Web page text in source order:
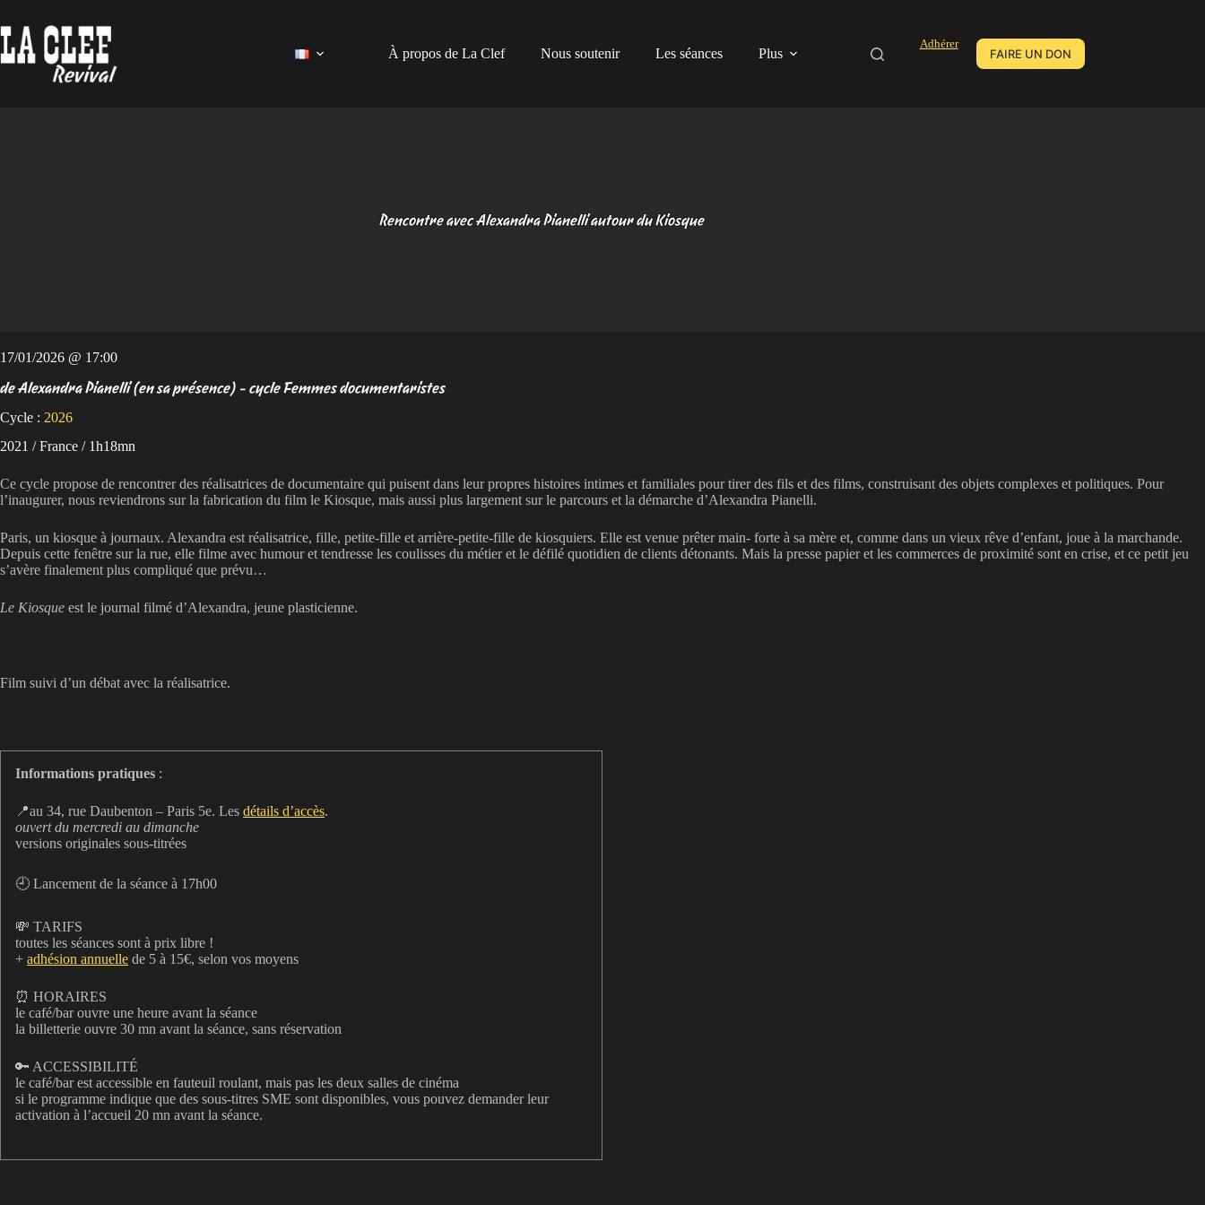
au
contenu
À propos de La Clef
Nous soutenir Les séances Plus
Adhérer
FAIRE UN DON
Rencontre avec Alexandra Pianelli autour du Kiosque
17/01/2026 @ 17:00
de Alexandra Pianelli (en sa présence) - cycle Femmes documentaristes
Cycle : 2026
2021 / France / 1h18mn
Ce cycle propose de rencontrer des réalisatrices de documentaire qui puisent dans leur propres histoires intimes et familiales pour tirer des fils et des films, construisant des objets complexes et politiques. Pour
l’inaugurer, nous reviendrons sur la fabrication du film le Kiosque, mais aussi plus largement sur le parcours et la démarche d’Alexandra Pianelli.
Paris, un kiosque à journaux. Alexandra est réalisatrice, fille, petite-fille et arrière-petite-fille de kiosquiers. Elle est venue prêter main- forte à sa mère et, comme dans un vieux rêve d’enfant, joue à la marchande.
Depuis cette fenêtre sur la rue, elle filme avec humour et tendresse les coulisses du métier et le défilé quotidien de clients détonants. Mais la presse papier et les commerces de proximité sont en crise, et ce petit jeu
s’avère finalement plus compliqué que prévu…
Le Kiosque est le journal filmé d’Alexandra, jeune plasticienne.
Film suivi d’un débat avec la réalisatrice.
Informations pratiques :
📍au 34, rue Daubenton – Paris 5e. Les détails d’accès.
ouvert du mercredi au dimanche
versions originales sous-titrées
🕘 Lancement de la séance à 17h00
💸 TARIFS
toutes les séances sont à prix libre !
+ adhésion annuelle de 5 à 15€, selon vos moyens
⏰ HORAIRES
le café/bar ouvre une heure avant la séance
la billetterie ouvre 30 mn avant la séance, sans réservation
🔑 ACCESSIBILITÉ
le café/bar est accessible en fauteuil roulant, mais pas les deux salles de cinéma
si le programme indique que des sous-titres SME sont disponibles, vous pouvez demander leur
activation à l’accueil 20 mn avant la séance.